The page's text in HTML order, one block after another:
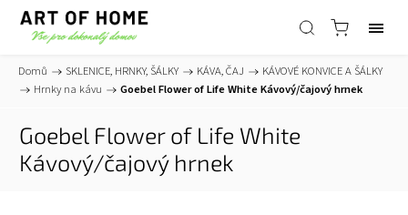
Domů / SKLENICE, HRNKY, ŠÁLKY / KÁVA, ČAJ /
KÁVOVÉ KONVICE A ŠÁLKY
/
Hrnky na kávu / Goebel Flower of Life White Kávový/čajový hrnek
Goebel Flower of Life White
Kávový/čajový hrnek